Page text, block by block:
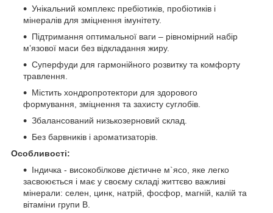
Унікальний комплекс пребіотиків, пробіотиків і
мінералів для зміцнення імунітету.
Підтримання оптимальної ваги – рівномірний набір
м’язової маси без відкладання жиру.
Суперфуди для гармонійного розвитку та комфорту
травлення.
Містить хондропротектори для здорового
формування, зміцнення та захисту суглобів.
Збалансований низькозерновий склад.
Без барвників і ароматизаторів.
Особливості:
Індичка - високобілкове дієтичне м`ясо, яке легко
засвоюється і має у своєму складі життєво важливі
мінерали: селен, цинк, натрій, фосфор, магній, калій та
вітаміни групи B.